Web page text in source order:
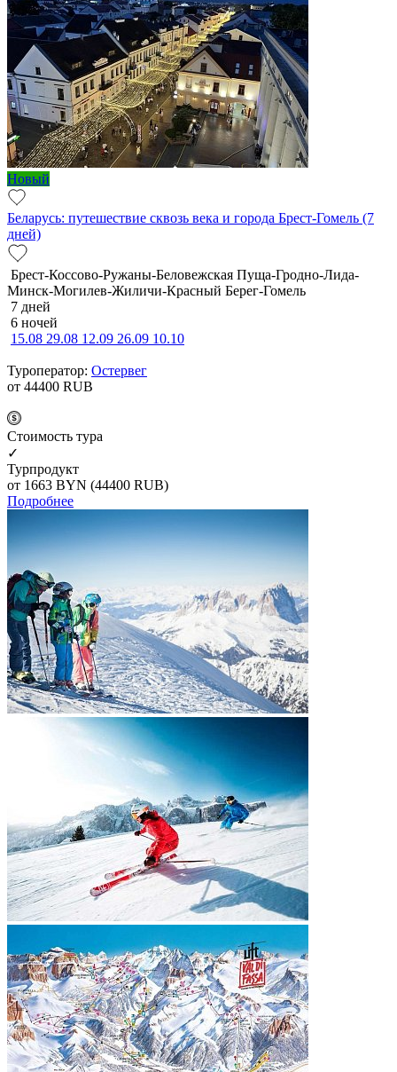
Новый
Беларусь: путешествие сквозь века и города Брест-Гомель (7
дней)
Брест-Коссово-Ружаны-Беловежская Пуща-Гродно-Лида-
Минск-Могилев-Жиличи-Красный Берег-Гомель
7 дней
6 ночей
15.08 29.08 12.09 26.09 10.10
Туроператор: Остервег
от 44400 RUB
Cтоимость тура
✓
Турпродукт
от 1663 BYN (44400 RUB)
Подробнее